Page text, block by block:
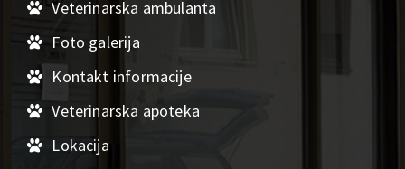
Veterinarska ambulanta
Foto galerija
Kontakt informacije
Veterinarska apoteka
Lokacija